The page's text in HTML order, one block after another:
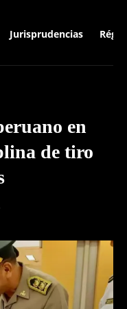
Jurisprudencias
en
de tiro